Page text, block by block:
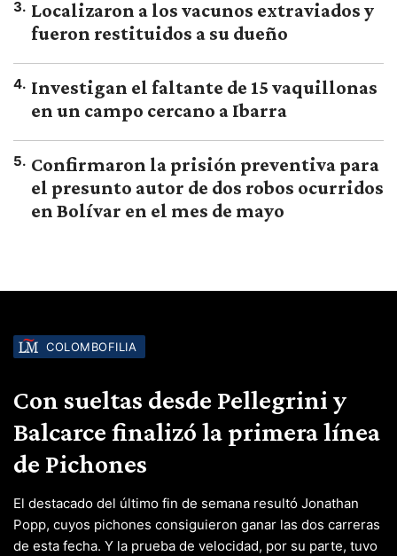
3. Localizaron a los vacunos extraviados y
fueron restituidos a su dueño
4. Investigan el faltante de 15 vaquillonas
en un campo cercano a Ibarra
5. Confirmaron la prisión preventiva para
el presunto autor de dos robos ocurridos
en Bolívar en el mes de mayo
COLOMBOFILIA
Con sueltas desde Pellegrini y
Balcarce finalizó la primera línea
de Pichones
El destacado del último fin de semana resultó Jonathan
Popp, cuyos pichones consiguieron ganar las dos carreras
de esta fecha. Y la prueba de velocidad, por su parte, tuvo